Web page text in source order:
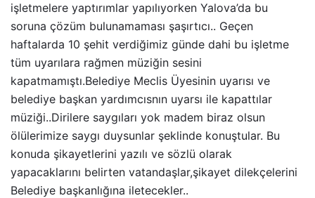
işletmelere yaptırımlar yapılıyorken Yalova’da bu
soruna çözüm bulunamaması şaşırtıcı.. Geçen
haftalarda 10 şehit verdiğimiz günde dahi bu işletme
tüm uyarılara rağmen müziğin sesini
kapatmamıştı.Belediye Meclis Üyesinin uyarısı ve
belediye başkan yardımcısnın uyarsı ile kapattılar
müziği..Dirilere saygıları yok madem biraz olsun
ölülerimize saygı duysunlar şeklinde konuştular. Bu
konuda şikayetlerini yazılı ve sözlü olarak
yapacaklarını belirten vatandaşlar,şikayet dilekçelerini
Belediye başkanlığına iletecekler..